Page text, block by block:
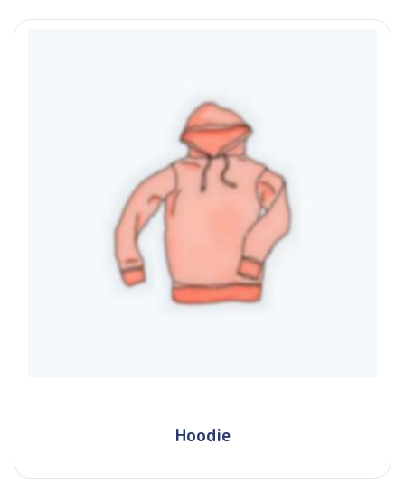
Hoodie